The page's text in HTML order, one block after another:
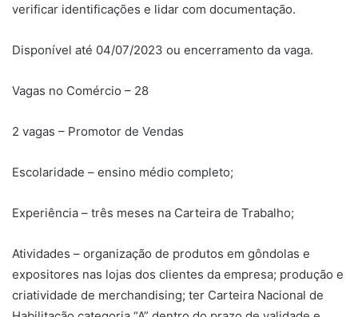
verificar identificações e lidar com documentação.
Disponível até 04/07/2023 ou encerramento da vaga.
Vagas no Comércio – 28
2 vagas – Promotor de Vendas
Escolaridade – ensino médio completo;
Experiência – três meses na Carteira de Trabalho;
Atividades – organização de produtos em gôndolas e
expositores nas lojas dos clientes da empresa; produção e
criatividade de merchandising; ter Carteira Nacional de